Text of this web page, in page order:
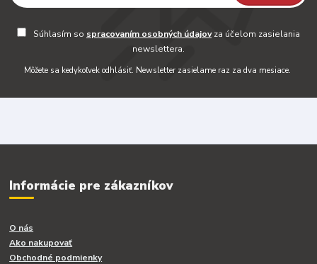
Súhlasím so spracovaním osobných údajovza účelom zasielania
newslettera.
Môžete sa kedykoľvek odhlásiť. Newsletter zasielame raz za dva mesiace.
Informácie pre zákazníkov
O nás
Ako nakupovať
Obchodné podmienky